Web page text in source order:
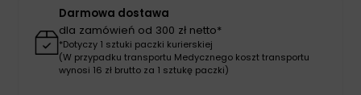
Darmowa dostawa
dla zamówień od 300 zł netto*
*Dotyczy 1 sztuki paczki kurierskiej
(W przypadku transportu Medycznego koszt transportu
wynosi 16 zł brutto za 1 sztukę paczki)